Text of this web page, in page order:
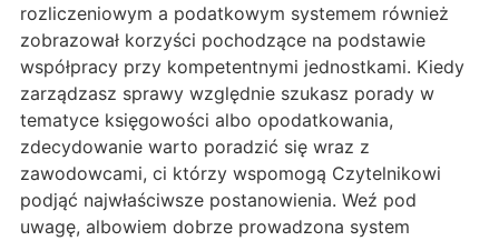
rozliczeniowym a podatkowym systemem również
zobrazował korzyści pochodzące na podstawie
współpracy przy kompetentnymi jednostkami. Kiedy
zarządzasz sprawy względnie szukasz porady w
tematyce księgowości albo opodatkowania,
zdecydowanie warto poradzić się wraz z
zawodowcami, ci którzy wspomogą Czytelnikowi
podjąć najwłaściwsze postanowienia. Weź pod
uwagę, albowiem dobrze prowadzona system